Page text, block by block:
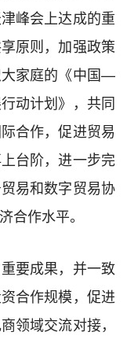
峰会上达成的重
原则，加强政策
家庭的《中国—
动计划》，共同
合作，促进贸易
台阶，进一步完
易和数字贸易协
合作水平。
要成果，并一致
合作规模，促进
领域交流对接，